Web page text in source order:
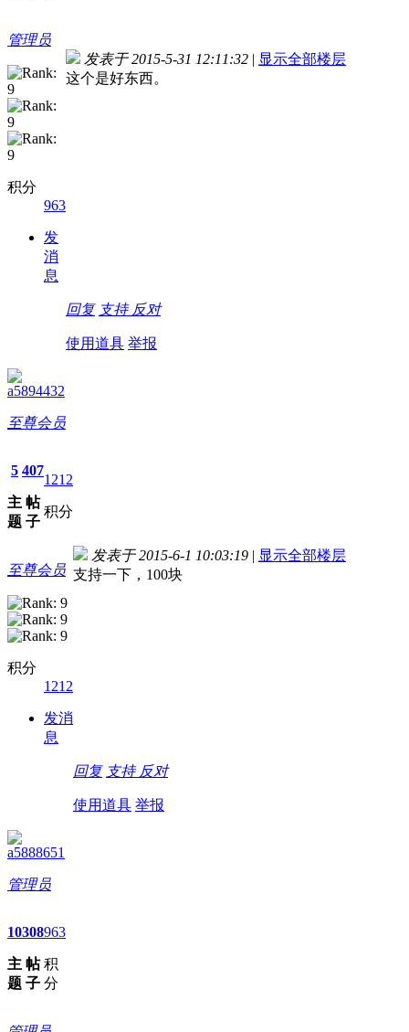
管理员
积分
963
发
消
息
发表于 2015-5-31 12:11:32 | 显示全部楼层
这个是好东西。
回复 支持 反对
使用道具 举报
a5894432
至尊会员
5
主
题
407
帖
子
1212
积分
至尊会员
积分
1212
发消
息
发表于 2015-6-1 10:03:19 | 显示全部楼层
支持一下，100块
回复 支持 反对
使用道具 举报
a5888651
管理员
10
主
题
308
帖
子
963
积
分